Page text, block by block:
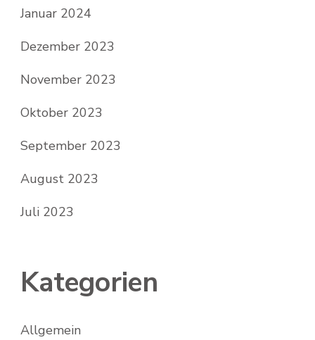
Januar 2024
Dezember 2023
November 2023
Oktober 2023
September 2023
August 2023
Juli 2023
Kategorien
Allgemein